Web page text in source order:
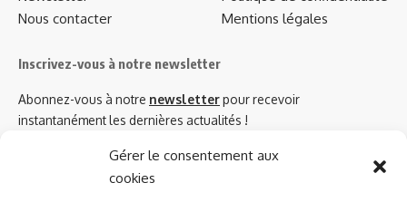
Gérer le consentement aux
cookies
Nous contacter
Mentions légales
Inscrivez-vous à notre newsletter
Abonnez-vous à notre newsletterpour recevoir
instantanément les dernières actualités !
Azinat.com TV soutient